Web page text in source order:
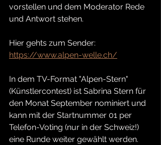
vorstellen und dem Moderator Rede
und Antwort stehen.
Hier gehts zum Sender:
https://www.alpen-welle.ch/
In dem TV-Format "Alpen-Stern"
(Künstlercontest) ist Sabrina Stern für
den Monat September nominiert und
kann mit der Startnummer 01 per
Telefon-Voting (nur in der Schweiz!)
eine Runde weiter gewählt werden.